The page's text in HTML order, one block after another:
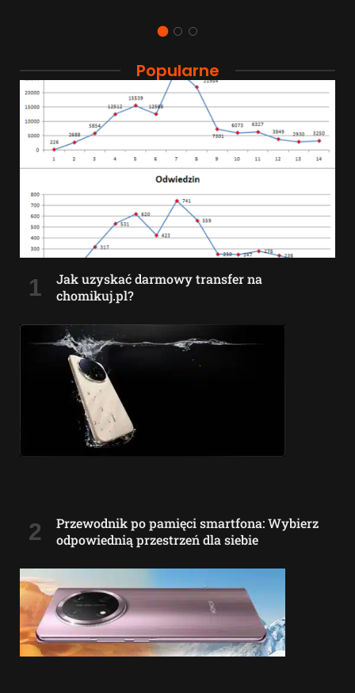
Popularne
Jak uzyskać darmowy transfer na
chomikuj.pl?
Przewodnik po pamięci smartfona: Wybierz
odpowiednią przestrzeń dla siebie